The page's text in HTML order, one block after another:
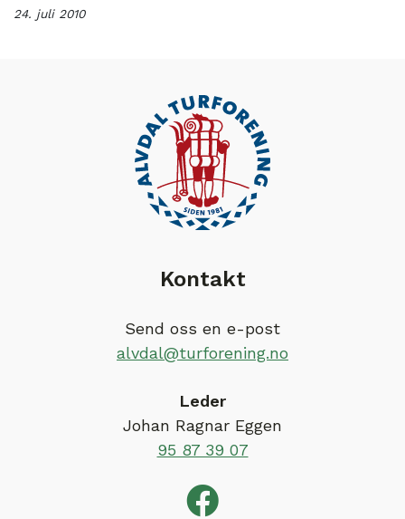
24. juli 2010
Kontakt
Send oss en e-post
alvdal@turforening.no
Leder
Johan Ragnar Eggen
95 87 39 07